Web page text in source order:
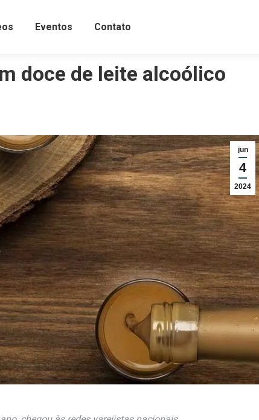
Eventos Contato
doce de leite alcoólico
jun
4
2024